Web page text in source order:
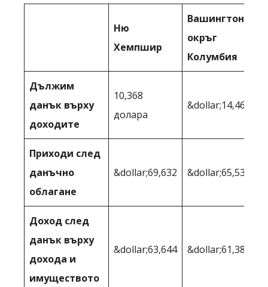
Ню
Хемпшир
Вашингтон,
окръг
Колумбия
Дължим
данък върху
доходите
10,368
долара
&dollar;14,467
Приходи след
данъчно
облагане
&dollar;69,632 &dollar;65,533
Доход след
данък върху
дохода и
имуществото
&dollar;63,644 &dollar;61,382